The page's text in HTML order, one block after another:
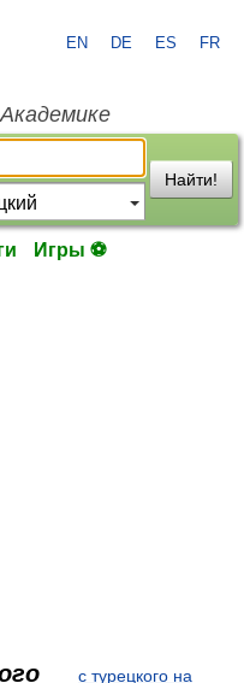
EN DE ES FR
Найти!
Игры ⚽
с турецкого на